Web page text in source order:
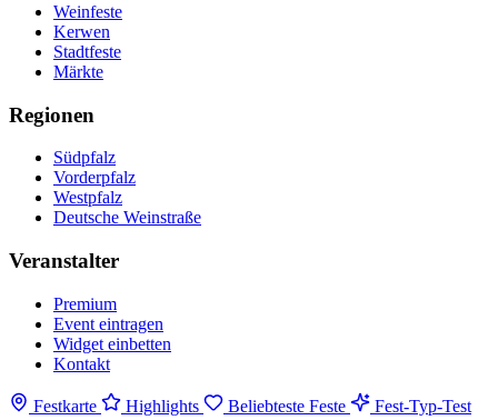
Weinfeste
Kerwen
Stadtfeste
Märkte
Regionen
Südpfalz
Vorderpfalz
Westpfalz
Deutsche Weinstraße
Veranstalter
Premium
Event eintragen
Widget einbetten
Kontakt
Festkarte Highlights Beliebteste Feste
Fest-Typ-Test